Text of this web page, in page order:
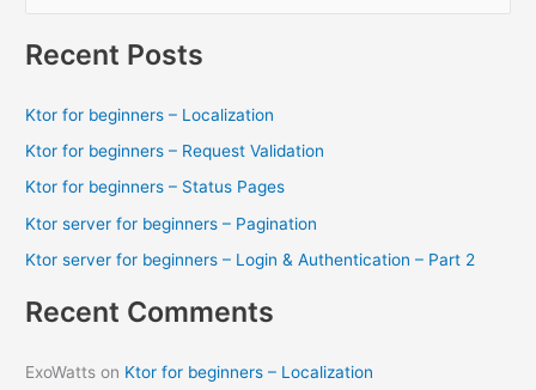
r
o
r
:
Recent Posts
Ktor for beginners – Localization
Ktor for beginners – Request Validation
Ktor for beginners – Status Pages
Ktor server for beginners – Pagination
Ktor server for beginners – Login & Authentication – Part 2
Recent Comments
ExoWatts on Ktor for beginners – Localization